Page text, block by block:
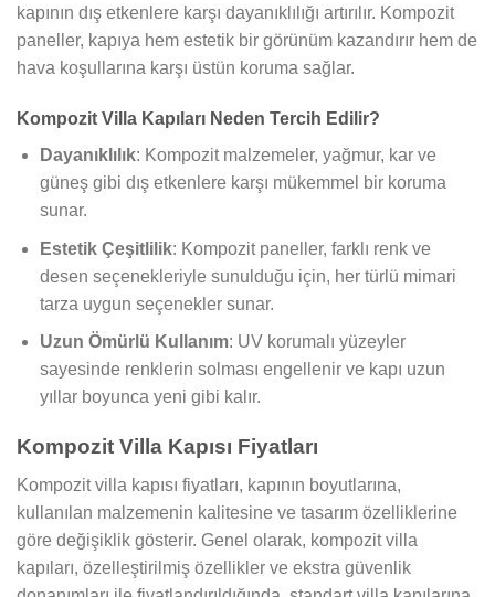
kapının dış etkenlere karşı dayanıklılığı artırılır. Kompozit
paneller, kapıya hem estetik bir görünüm kazandırır hem de
hava koşullarına karşı üstün koruma sağlar.
Kompozit Villa Kapıları Neden Tercih Edilir?
Dayanıklılık: Kompozit malzemeler, yağmur, kar ve
güneş gibi dış etkenlere karşı mükemmel bir koruma
sunar.
Estetik Çeşitlilik: Kompozit paneller, farklı renk ve
desen seçenekleriyle sunulduğu için, her türlü mimari
tarza uygun seçenekler sunar.
Uzun Ömürlü Kullanım: UV korumalı yüzeyler
sayesinde renklerin solması engellenir ve kapı uzun
yıllar boyunca yeni gibi kalır.
Kompozit Villa Kapısı Fiyatları
Kompozit villa kapısı fiyatları, kapının boyutlarına,
kullanılan malzemenin kalitesine ve tasarım özelliklerine
göre değişiklik gösterir. Genel olarak, kompozit villa
kapıları, özelleştirilmiş özellikler ve ekstra güvenlik